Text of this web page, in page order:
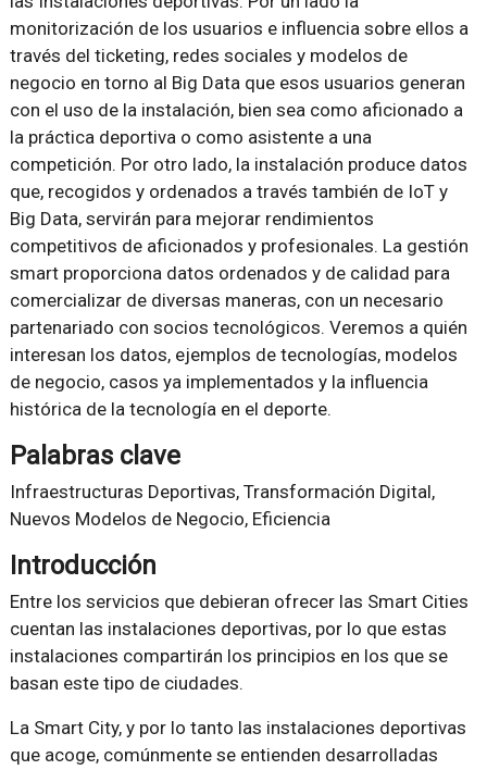
monitorización de los usuarios e influencia sobre ellos a
través del ticketing, redes sociales y modelos de
negocio en torno al Big Data que esos usuarios generan
con el uso de la instalación, bien sea como aficionado a
la práctica deportiva o como asistente a una
competición. Por otro lado, la instalación produce datos
que, recogidos y ordenados a través también de IoT y
Big Data, servirán para mejorar rendimientos
competitivos de aficionados y profesionales. La gestión
smart proporciona datos ordenados y de calidad para
comercializar de diversas maneras, con un necesario
partenariado con socios tecnológicos. Veremos a quién
interesan los datos, ejemplos de tecnologías, modelos
de negocio, casos ya implementados y la influencia
histórica de la tecnología en el deporte.
Palabras clave
Infraestructuras Deportivas, Transformación Digital,
Nuevos Modelos de Negocio, Eficiencia
Introducción
Entre los servicios que debieran ofrecer las Smart Cities
cuentan las instalaciones deportivas, por lo que estas
instalaciones compartirán los principios en los que se
basan este tipo de ciudades.
La Smart City, y por lo tanto las instalaciones deportivas
que acoge, comúnmente se entienden desarrolladas